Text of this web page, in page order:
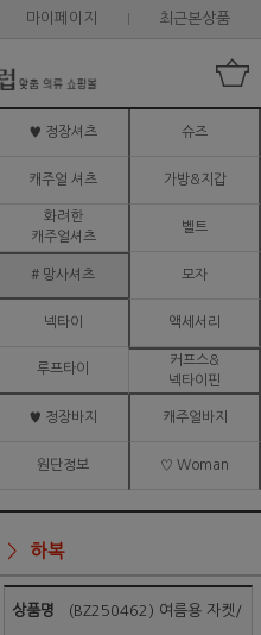
마이페이지 최근본상품
♥ 정장셔츠 슈즈
캐주얼 셔츠 가방&지갑
화려한
캐주얼셔츠
벨트
# 망사셔츠 모자
넥타이 액세서리
루프타이
커프스&
넥타이핀
♥ 정장바지 캐주얼바지
원단정보 ♡ Woman
하복
상품명 (BZ250462) 여름용 자켓/